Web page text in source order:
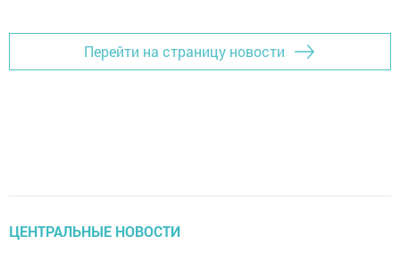
Перейти на страницу новости
ЦЕНТРАЛЬНЫЕ НОВОСТИ